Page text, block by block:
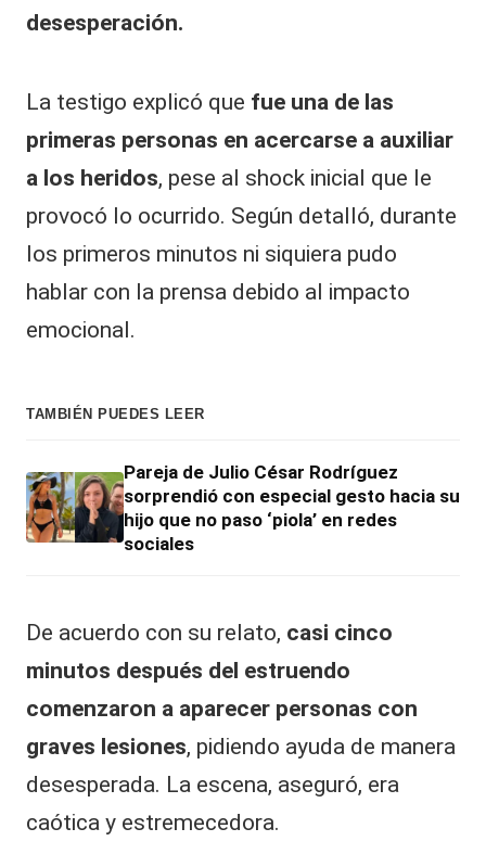
desesperación.
La testigo explicó que fue una de las
primeras personas en acercarse a auxiliar
a los heridos, pese al shock inicial que le
provocó lo ocurrido. Según detalló, durante
los primeros minutos ni siquiera pudo
hablar con la prensa debido al impacto
emocional.
TAMBIÉN PUEDES LEER
Pareja de Julio César Rodríguez
sorprendió con especial gesto hacia su
hijo que no paso ‘piola’ en redes
sociales
De acuerdo con su relato, casi cinco
minutos después del estruendo
comenzaron a aparecer personas con
graves lesiones, pidiendo ayuda de manera
desesperada. La escena, aseguró, era
caótica y estremecedora.